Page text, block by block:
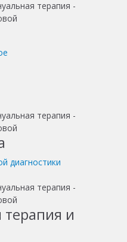
диагностики
и